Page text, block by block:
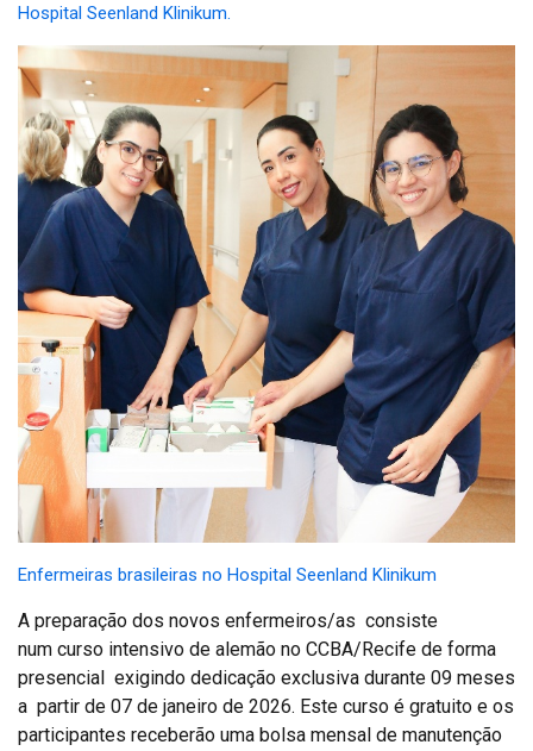
Hospital Seenland Klinikum.
Enfermeiras brasileiras no Hospital Seenland Klinikum
A preparação dos novos enfermeiros/as consiste
num curso intensivo de alemão no CCBA/Recife de forma
presencial exigindo dedicação exclusiva durante 09 meses
a partir de 07 de janeiro de 2026. Este curso é gratuito e os
participantes receberão uma bolsa mensal de manutenção